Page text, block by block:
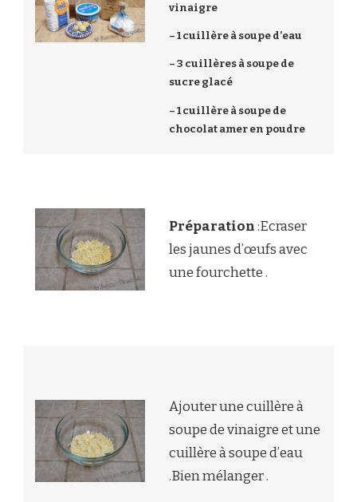
vinaigre
– 1 cuillère à soupe d’eau
– 3 cuillères à soupe de
sucre glacé
– 1 cuillère à soupe de
chocolat amer en poudre
Préparation:Ecraser
les jaunes d’œufs avec
une fourchette .
Ajouter une cuillère à
soupe de vinaigre et une
cuillère à soupe d’eau
.Bien mélanger .